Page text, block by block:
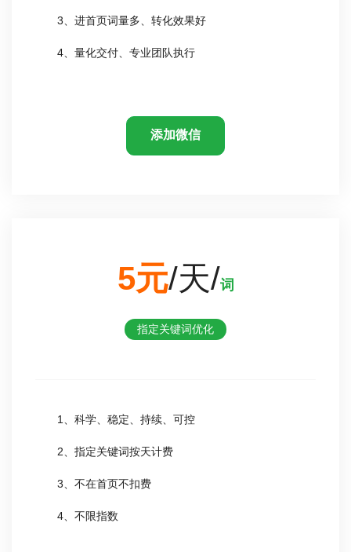
3、进首页词量多、转化效果好
4、量化交付、专业团队执行
添加微信
5元/天/词
指定关键词优化
1、科学、稳定、持续、可控
2、指定关键词按天计费
3、不在首页不扣费
4、不限指数